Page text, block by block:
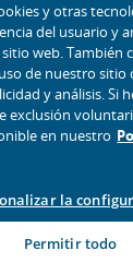
y otras
del usuario y
web. También
de nuestro sitio
y análisis. Si
exclusión
en nuestro
la
Permitir todo